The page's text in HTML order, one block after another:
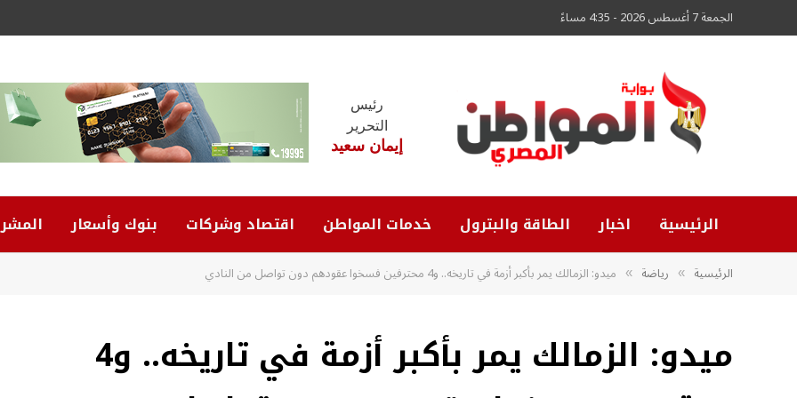
الجمعة 7 أغسطس 2026 - 4:35 مساءً
رئيس
التحرير
إيمان سعيد
الرئيسية اخبار الطاقة والبترول خدمات المواطن اقتصاد وشركات بنوك وأسعار
الرئيسية » رياضة » ميدو: الزمالك يمر بأكبر أزمة في تاريخه.. و4 محترفين فسخوا عقودهم دون تواصل من النادي
ميدو: الزمالك يمر بأكبر أزمة في تاريخه.. و4